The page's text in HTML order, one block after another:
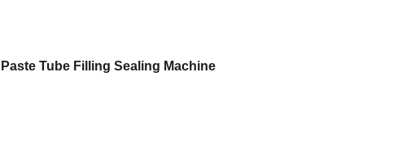
Paste Tube Filling Sealing Machine